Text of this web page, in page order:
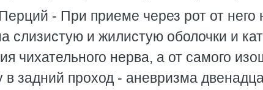
- При приеме через рот от него
слизистую и жилистую оболочки и
чихательного нерва, а от самого
в задний проход - аневризма